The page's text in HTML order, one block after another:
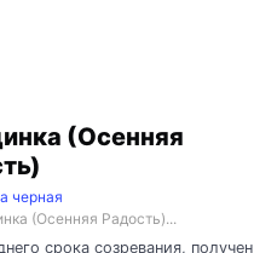
(Осенняя
черная
(Осенняя Радость)...
срока созревания, получен